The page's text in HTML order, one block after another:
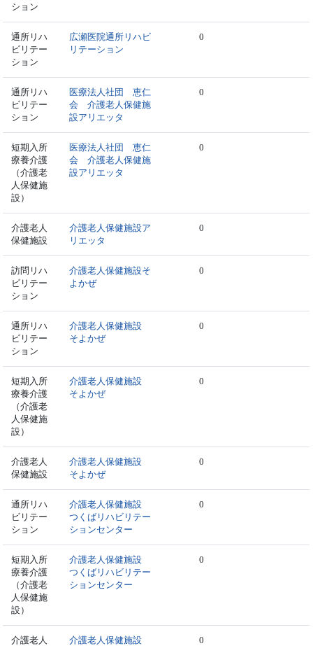
ション
通所リハ
ビリテー
ション
広瀬医院通所リハビ
リテーション
0
通所リハ
ビリテー
ション
医療法人社団 恵仁
会 介護老人保健施
設アリエッタ
0
短期入所
療養介護
（介護老
人保健施
設）
医療法人社団 恵仁
会 介護老人保健施
設アリエッタ
0
介護老人
保健施設
介護老人保健施設ア
リエッタ
0
訪問リハ
ビリテー
ション
介護老人保健施設そ
よかぜ
0
通所リハ
ビリテー
ション
介護老人保健施設
そよかぜ
0
短期入所
療養介護
（介護老
人保健施
設）
介護老人保健施設
そよかぜ
0
介護老人
保健施設
介護老人保健施設
そよかぜ
0
通所リハ
ビリテー
ション
介護老人保健施設
つくばリハビリテー
ションセンター
0
短期入所
療養介護
（介護老
人保健施
設）
介護老人保健施設
つくばリハビリテー
ションセンター
0
介護老人
介護老人保健施設
0